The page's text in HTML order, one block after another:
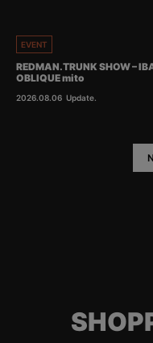
EVENT
REDMAN.TRUNK SHOW –
OBLIQUE mito
2026.08.06 Update.